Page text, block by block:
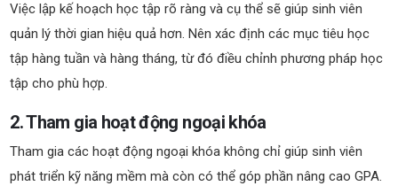
Việc lập kế hoạch học tập rõ ràng và cụ thể sẽ giúp sinh viên
quản lý thời gian hiệu quả hơn. Nên xác định các mục tiêu học
tập hàng tuần và hàng tháng, từ đó điều chỉnh phương pháp học
tập cho phù hợp.
2. Tham gia hoạt động ngoại khóa
Tham gia các hoạt động ngoại khóa không chỉ giúp sinh viên
phát triển kỹ năng mềm mà còn có thể góp phần nâng cao GPA.